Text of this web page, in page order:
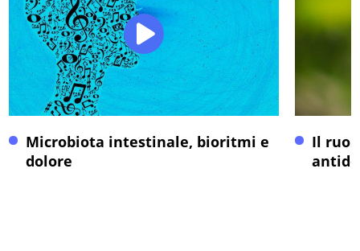
Microbiota intestinale, bioritmi e
dolore
Il